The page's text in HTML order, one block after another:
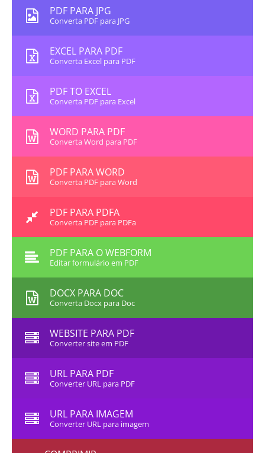
PDF PARA JPG
Converta PDF para JPG
EXCEL PARA PDF
Converta Excel para PDF
PDF TO EXCEL
Converta PDF para Excel
WORD PARA PDF
Converta Word para PDF
PDF PARA WORD
Converta PDF para Word
PDF PARA PDFA
Converta PDF para PDFa
PDF PARA O WEBFORM
Editar formulário em PDF
DOCX PARA DOC
Converta Docx para Doc
WEBSITE PARA PDF
Converter site em PDF
URL PARA PDF
Converter URL para PDF
URL PARA IMAGEM
Converter URL para imagem